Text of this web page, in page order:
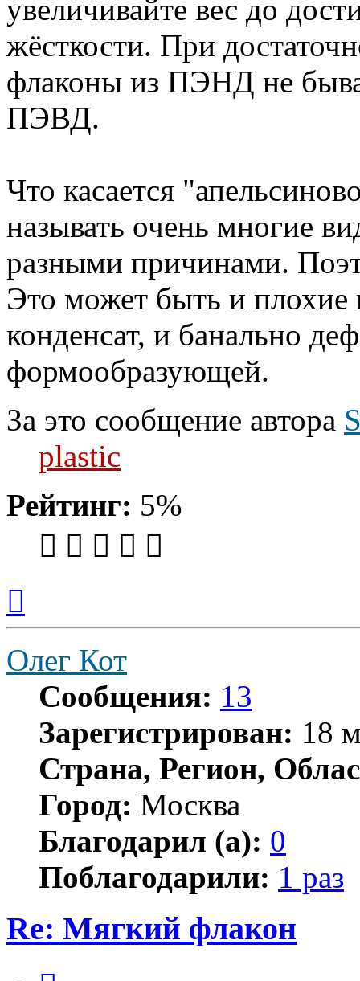
увеличивайте вес до
жёсткости. При
флаконы из ПЭНД не
ПЭВД.
Что касается
называть очень многие
разными причинами.
Это может быть и плохие
конденсат, и банально
формообразующей.
За это сообщение автора
plastic
Рейтинг: 5%
началу
Олег Кот
Сообщения: 13
Зарегистрирован: 18
Страна, Регион,
Город: Москва
Благодарил (а): 0
Поблагодарили: 1 раз
Re: Мягкий флакон